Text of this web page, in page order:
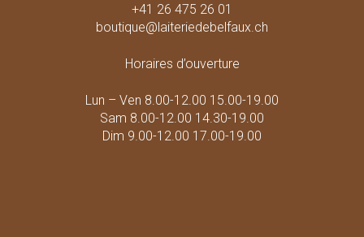
+41 26 475 26 01
boutique@laiteriedebelfaux.ch
Horaires d’ouverture
Lun – Ven 8.00-12.00 15.00-19.00
Sam 8.00-12.00 14.30-19.00
Dim 9.00-12.00 17.00-19.00